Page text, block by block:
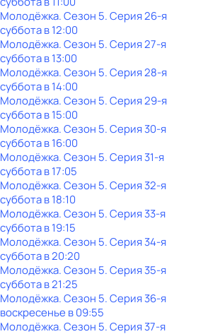
Молодёжка. Сезон 5. Серия 26-я
субботав12:00
Молодёжка. Сезон 5. Серия 27-я
субботав13:00
Молодёжка. Сезон 5. Серия 28-я
субботав14:00
Молодёжка. Сезон 5. Серия 29-я
субботав15:00
Молодёжка. Сезон 5. Серия 30-я
субботав16:00
Молодёжка. Сезон 5. Серия 31-я
субботав17:05
Молодёжка. Сезон 5. Серия 32-я
субботав18:10
Молодёжка. Сезон 5. Серия 33-я
субботав19:15
Молодёжка. Сезон 5. Серия 34-я
субботав20:20
Молодёжка. Сезон 5. Серия 35-я
субботав21:25
Молодёжка. Сезон 5. Серия 36-я
воскресенье в09:55
Молодёжка. Сезон 5. Серия 37-я